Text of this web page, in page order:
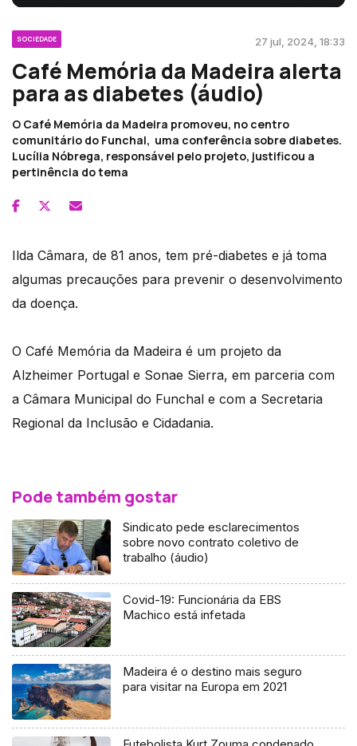
SOCIEDADE 27 jul, 2024, 18:33
Café Memória da Madeira alerta
para as diabetes (áudio)
O Café Memória da Madeira promoveu, no centro
comunitário do Funchal, uma conferência sobre diabetes.
Lucília Nóbrega, responsável pelo projeto, justificou a
pertinência do tema
Ilda Câmara, de 81 anos, tem pré-diabetes e já toma
algumas precauções para prevenir o desenvolvimento
da doença.
O Café Memória da Madeira é um projeto da
Alzheimer Portugal e Sonae Sierra, em parceria com
a Câmara Municipal do Funchal e com a Secretaria
Regional da Inclusão e Cidadania.
Pode também gostar
Sindicato pede esclarecimentos
sobre novo contrato coletivo de
trabalho (áudio)
Covid-19: Funcionária da EBS
Machico está infetada
Madeira é o destino mais seguro
para visitar na Europa em 2021